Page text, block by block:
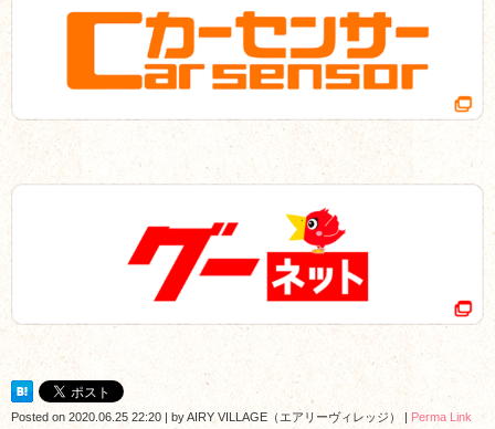
Posted on 2020.06.25 22:20 byAIRY VILLAGE（エアリーヴィレッジ） Perma Link